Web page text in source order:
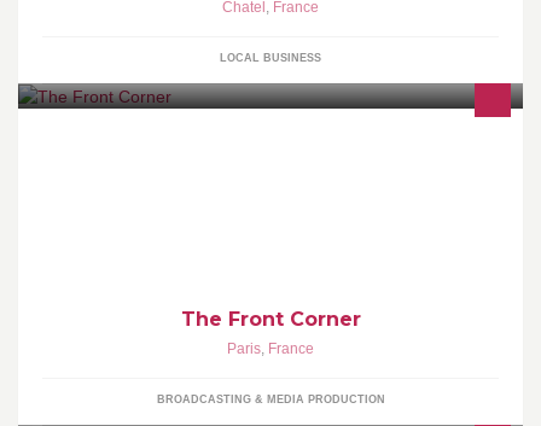
Chatel , France
LOCAL BUSINESS
The Front Corner
Paris, France
BROADCASTING & MEDIA PRODUCTION